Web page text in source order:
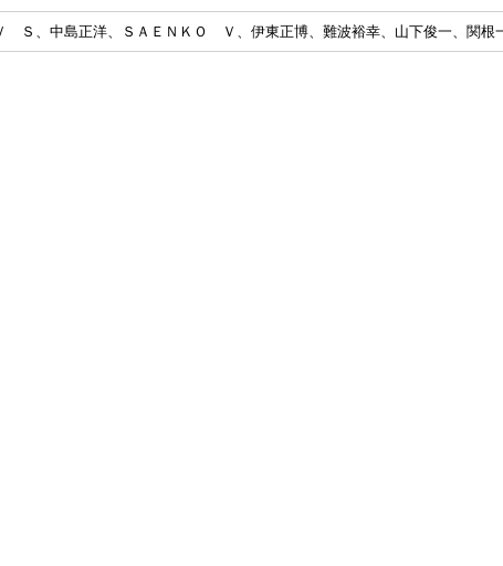
Ｓ、中​島​正​洋、Ｓ​Ａ​Ｅ​Ｎ​Ｋ​Ｏ​ ​Ｖ、伊​東​正​博、難​波​裕​幸、山​下​俊​一、関​根​